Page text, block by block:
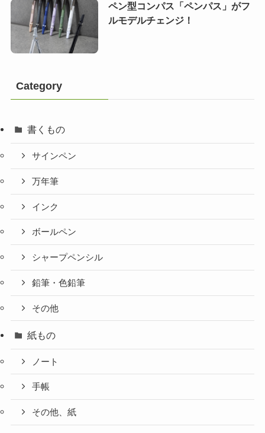
ペン型コンパス「ペンパス」がフ
ルモデルチェンジ！
Category
書くもの
サインペン
万年筆
インク
ボールペン
シャープペンシル
鉛筆・色鉛筆
その他
紙もの
ノート
手帳
その他、紙